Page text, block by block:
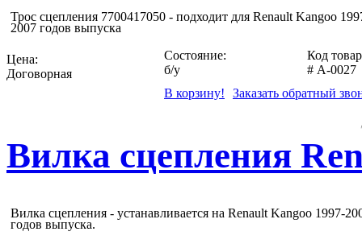
Трос сцепления 7700417050 - подходит для Renault Kangoo
2007 годов выпуска
Цена:
Договорная
Состояние:
б/у
Код
# A-0027
В корзину!
Заказать обратный
Вилка сцепления
Вилка сцепления - устанавливается на Renault Kangoo 1997-
годов выпуска.